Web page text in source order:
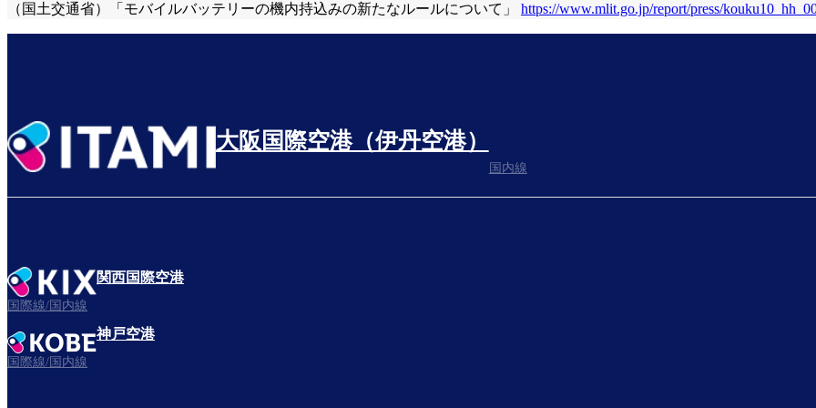
（国土交通省）「モバイルバッテリーの機内持込みの新たなルールについて」 https://www.mlit.go.jp/report/press/
大阪国際空港（伊丹空港）
国内線
関西国際空港
国際線/国内線
神戸空港
国際線/国内線